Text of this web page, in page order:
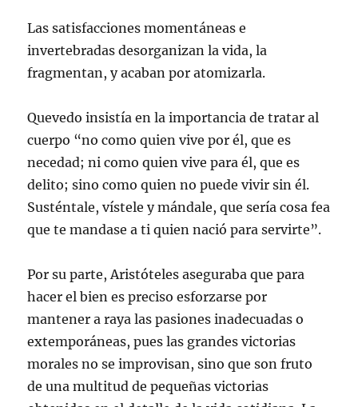
Las satisfacciones momentáneas e
invertebradas desorganizan la vida, la
fragmentan, y acaban por atomizarla.
Quevedo insistía en la importancia de tratar al
cuerpo “no como quien vive por él, que es
necedad; ni como quien vive para él, que es
delito; sino como quien no puede vivir sin él.
Susténtale, vístele y mándale, que sería cosa fea
que te mandase a ti quien nació para servirte”.
Por su parte, Aristóteles aseguraba que para
hacer el bien es preciso esforzarse por
mantener a raya las pasiones inadecuadas o
extemporáneas, pues las grandes victorias
morales no se improvisan, sino que son fruto
de una multitud de pequeñas victorias